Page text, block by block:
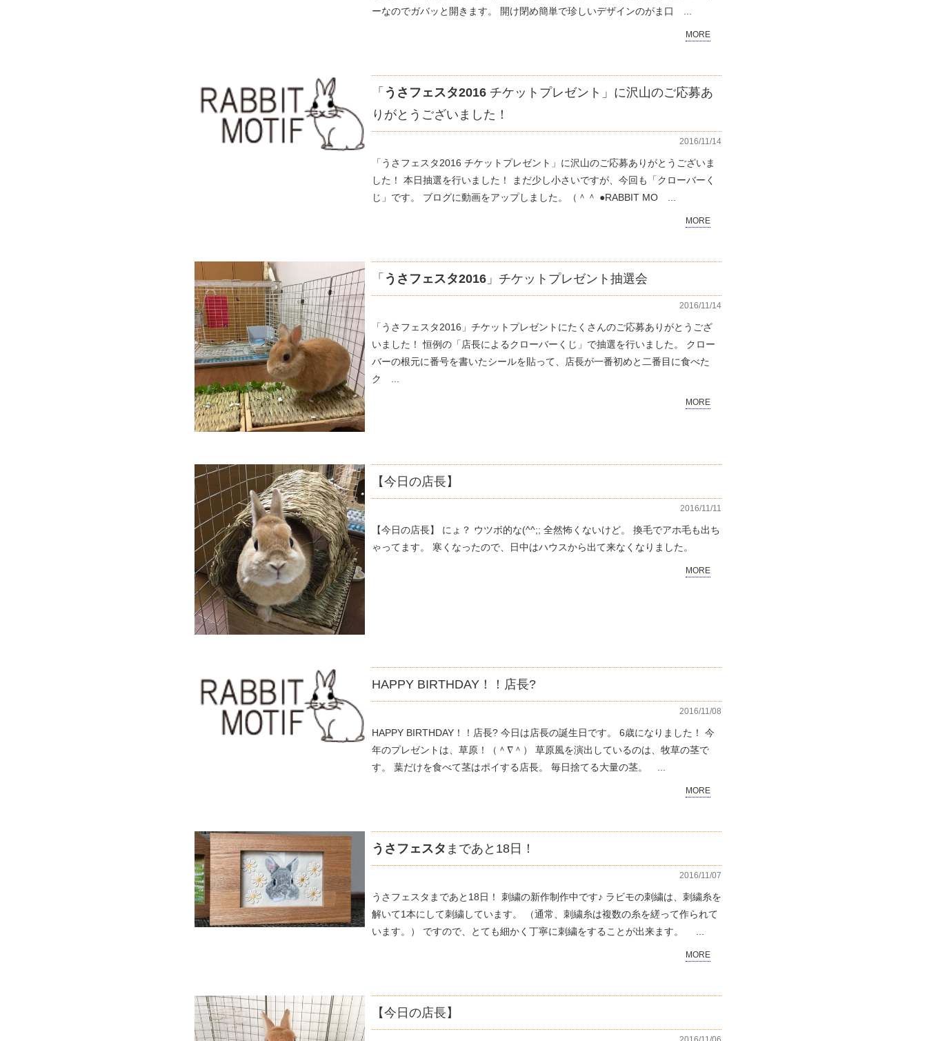
ーなのでガバッと開きます。 開け閉め簡単で珍しいデザインのがま口 ...
MORE
「 うさフェスタ2016 チケットプレゼント」に沢山のご応募あ
りがとうございました！
2016/11/14
「うさフェスタ2016 チケットプレゼント」に沢山のご応募ありがとうございま
した！ 本日抽選を行いました！ まだ少し小さいですが、今回も「クローバーく
じ」です。 ブログに動画をアップしました。（＾＾ ●RABBIT MO ...
MORE
「 うさフェスタ2016 」チケットプレゼント抽選会
2016/11/14
「うさフェスタ2016」チケットプレゼントにたくさんのご応募ありがとうござ
いました！ 恒例の「店長によるクローバーくじ」で抽選を行いました。 クロー
バーの根元に番号を書いたシールを貼って、店長が一番初めと二番目に食べた
ク ...
MORE
【今日の店長】
2016/11/11
【今日の店長】 にょ？ ウツボ的な(^^;; 全然怖くないけど。 換毛でアホ毛も出ち
ゃってます。 寒くなったので、日中はハウスから出て来なくなりました。
MORE
HAPPY BIRTHDAY！！店長?
2016/11/08
HAPPY BIRTHDAY！！店長? 今日は店長の誕生日です。 6歳になりました！ 今
年のプレゼントは、草原！（＾∇＾） 草原風を演出しているのは、牧草の茎で
す。 葉だけを食べて茎はポイする店長。 毎日捨てる大量の茎。 ...
MORE
うさフェスタ まであと18日！
2016/11/07
うさフェスタまであと18日！ 刺繍の新作制作中です♪ ラビモの刺繍は、刺繍糸を
解いて1本にして刺繍しています。 （通常、刺繍糸は複数の糸を縒って作られて
います。） ですので、とても細かく丁寧に刺繍をすることが出来ます。 ...
MORE
【今日の店長】